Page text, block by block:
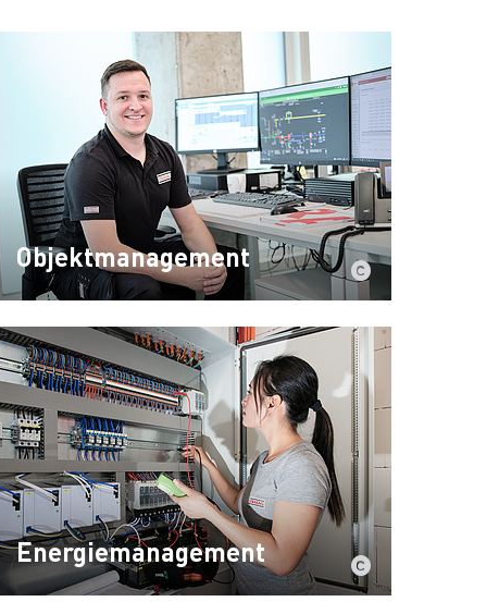
Objektmanagement
Energiemanagement